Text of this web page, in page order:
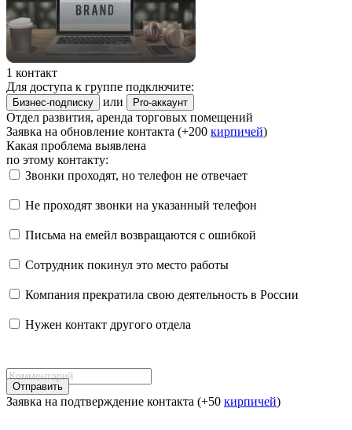
1 контакт
Для доступа к группе подключите:
Бизнес-подписку или Pro-аккаунт
Отдел развития, аренда торговых помещений
Заявка на обновление контакта (+200 кирпичей)
Какая проблема выявлена
по этому контакту:
Звонки проходят, но телефон не отвечает
Не проходят звонки на указанный телефон
Письма на емейл возвращаются с ошибкой
Сотрудник покинул это место работы
Компания прекратила свою деятельность в России
Нужен контакт другого отдела
Отправить
Заявка на подтверждение контакта (+50 кирпичей)